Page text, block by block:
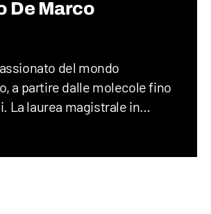
De Marco
del mondo
a partire dalle molecole fino
La laurea magistrale in
permesso di avere gli